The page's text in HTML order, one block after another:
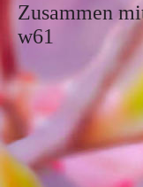
Zusammen
w61